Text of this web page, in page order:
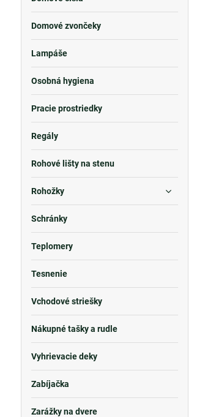
Domové zvončeky
Lampáše
Osobná hygiena
Pracie prostriedky
Regály
Rohové lišty na stenu
Rohožky
Schránky
Teplomery
Tesnenie
Vchodové striešky
Nákupné tašky a rudle
Vyhrievacie deky
Zabíjačka
Zarážky na dvere